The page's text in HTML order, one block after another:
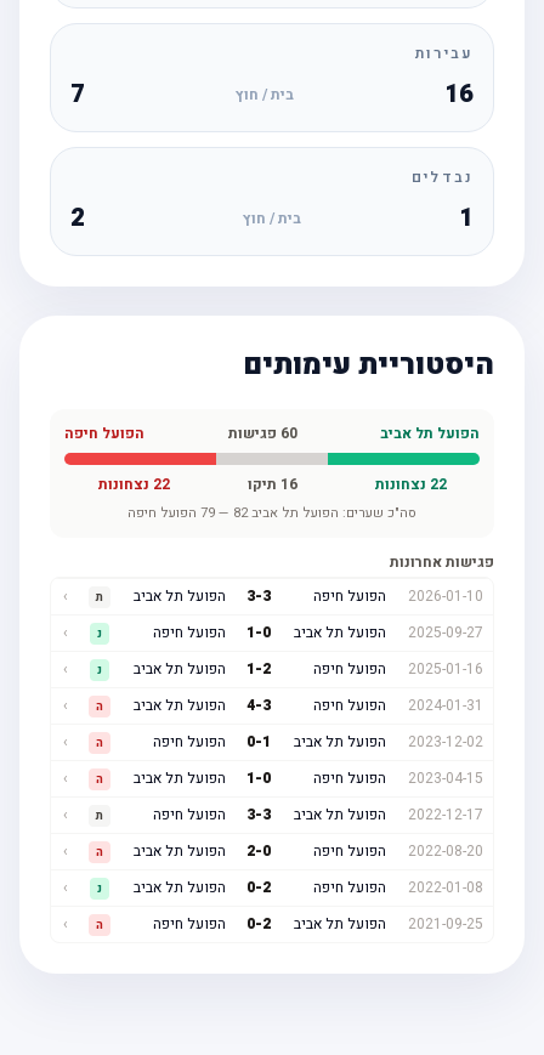
עבירות
16 בית / חוץ
נבדלים
בית / חוץ
היסטוריית עימותים
הפועל תל אביב 60פגישות הפועל חיפה
22נצחונות 16תיקו 22נצחונות
סה"כ שערים:הפועל תל אביב82
—
79 הפועל חיפה
פגישות אחרונות
2026-01-10
הפועל חיפה 3- הפועל תל אביב
2025-09-27
הפועל תל אביב 1- הפועל חיפה
2025-01-16
הפועל חיפה 1- הפועל תל אביב
2024-01-31
הפועל חיפה 4- הפועל תל אביב
2023-12-02
הפועל תל אביב 0 הפועל חיפה
2023-04-15
הפועל חיפה 1- הפועל תל אביב
2022-12-17
הפועל תל אביב 3- הפועל חיפה
2022-08-20
הפועל חיפה 2- הפועל תל אביב
2022-01-08
הפועל חיפה 0- הפועל תל אביב
2021-09-25
הפועל תל אביב 0- הפועל חיפה